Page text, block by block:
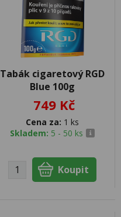
Tabák cigaretový RGD
Blue 100g
749 Kč
Cena za: 1 ks
Skladem: 5 - 50 ks